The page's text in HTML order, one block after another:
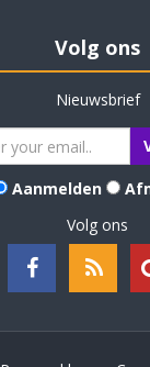
Volg ons
Nieuwsbrief
Aanmelden
Volg ons